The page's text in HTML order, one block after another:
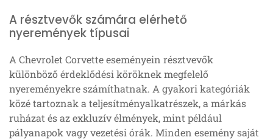
A résztvevők számára elérhető
nyeremények típusai
A Chevrolet Corvette eseményein résztvevők
különböző érdeklődési köröknek megfelelő
nyereményekre számíthatnak. A gyakori kategóriák
közé tartoznak a teljesítményalkatrészek, a márkás
ruházat és az exkluzív élmények, mint például
pályanapok vagy vezetési órák. Minden esemény saját